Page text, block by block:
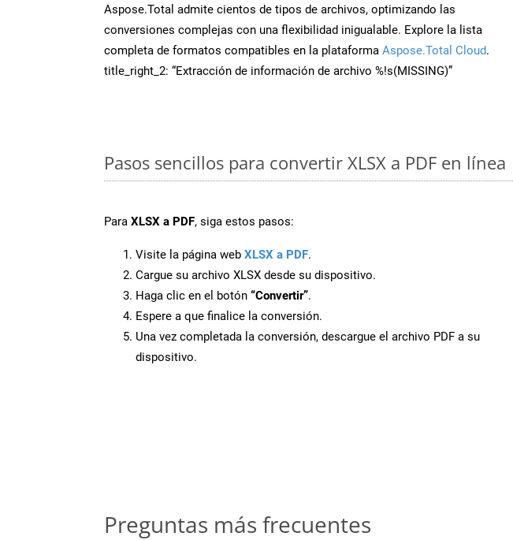
Aspose.Total admite cientos de tipos de archivos, optimizando las
conversiones complejas con una flexibilidad inigualable. Explore la lista
completa de formatos compatibles en la plataforma Aspose.Total Cloud.
title_right_2: “Extracción de información de archivo %!s(MISSING)”
Pasos sencillos para convertir XLSX a PDF en línea
Para XLSX a PDF, siga estos pasos:
Visite la página web XLSX a PDF.
Cargue su archivo XLSX desde su dispositivo.
Haga clic en el botón “Convertir”.
Espere a que finalice la conversión.
Una vez completada la conversión, descargue el archivo PDF a su
dispositivo.
Preguntas más frecuentes